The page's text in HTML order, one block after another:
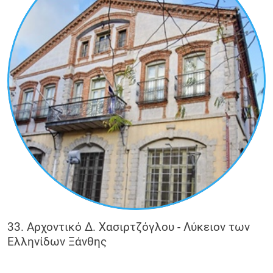
33. Αρχοντικό Δ. Χασιρτζόγλου - Λύκειον των
Ελληνίδων Ξάνθης